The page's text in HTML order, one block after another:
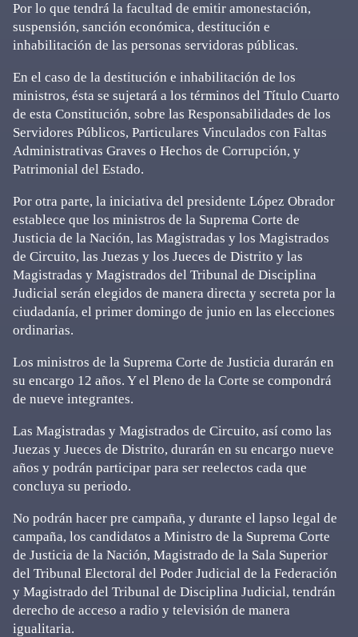
Por lo que tendrá la facultad de emitir amonestación,
suspensión, sanción económica, destitución e
inhabilitación de las personas servidoras públicas.
En el caso de la destitución e inhabilitación de los
ministros, ésta se sujetará a los términos del Título Cuarto
de esta Constitución, sobre las Responsabilidades de los
Servidores Públicos, Particulares Vinculados con Faltas
Administrativas Graves o Hechos de Corrupción, y
Patrimonial del Estado.
Por otra parte, la iniciativa del presidente López Obrador
establece que los ministros de la Suprema Corte de
Justicia de la Nación, las Magistradas y los Magistrados
de Circuito, las Juezas y los Jueces de Distrito y las
Magistradas y Magistrados del Tribunal de Disciplina
Judicial serán elegidos de manera directa y secreta por la
ciudadanía, el primer domingo de junio en las elecciones
ordinarias.
Los ministros de la Suprema Corte de Justicia durarán en
su encargo 12 años. Y el Pleno de la Corte se compondrá
de nueve integrantes.
Las Magistradas y Magistrados de Circuito, así como las
Juezas y Jueces de Distrito, durarán en su encargo nueve
años y podrán participar para ser reelectos cada que
concluya su periodo.
No podrán hacer pre campaña, y durante el lapso legal de
campaña, los candidatos a Ministro de la Suprema Corte
de Justicia de la Nación, Magistrado de la Sala Superior
del Tribunal Electoral del Poder Judicial de la Federación
y Magistrado del Tribunal de Disciplina Judicial, tendrán
derecho de acceso a radio y televisión de manera
igualitaria.